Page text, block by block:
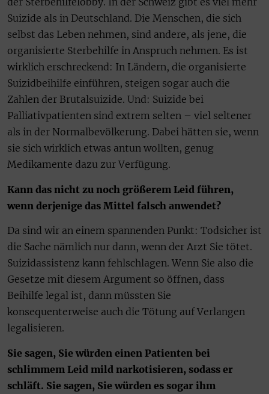
Suizide als in Deutschland. Die Menschen, die sich
selbst das Leben nehmen, sind andere, als jene, die
organisierte Sterbehilfe in Anspruch nehmen. Es ist
wirklich erschreckend: In Ländern, die organisierte
Suizidbeihilfe einführen, steigen sogar auch die
Zahlen der Brutalsuizide. Und: Suizide bei
Palliativpatienten sind extrem selten – viel seltener
als in der Normalbevölkerung. Dabei hätten sie, wenn
sie sich wirklich etwas antun wollten, genug
Medikamente dazu zur Verfügung.
Kann das nicht zu noch größerem Leid führen,
wenn derjenige das Mittel falsch anwendet?
Da sind wir an einem spannenden Punkt: Todsicher ist
die Sache nämlich nur dann, wenn der Arzt Sie tötet.
Suizidassistenz kann fehlschlagen. Wenn Sie also die
Gesetze mit diesem Argument so öffnen, dass
Beihilfe legal ist, dann müssten Sie
konsequenterweise auch die Tötung auf Verlangen
legalisieren.
Sie sagen, Sie würden einen Patienten bei
schlimmem Leid mild narkotisieren, sodass er
schläft. Sie sagen, Sie würden es sogar ihm